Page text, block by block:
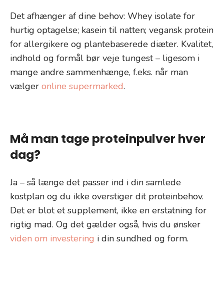
Det afhænger af dine behov: Whey isolate for
hurtig optagelse; kasein til natten; vegansk protein
for allergikere og plantebaserede diæter. Kvalitet,
indhold og formål bør veje tungest – ligesom i
mange andre sammenhænge, f.eks. når man
vælger online supermarked.
Må man tage proteinpulver hver
dag?
Ja – så længe det passer ind i din samlede
kostplan og du ikke overstiger dit proteinbehov.
Det er blot et supplement, ikke en erstatning for
rigtig mad. Og det gælder også, hvis du ønsker
viden om investering i din sundhed og form.